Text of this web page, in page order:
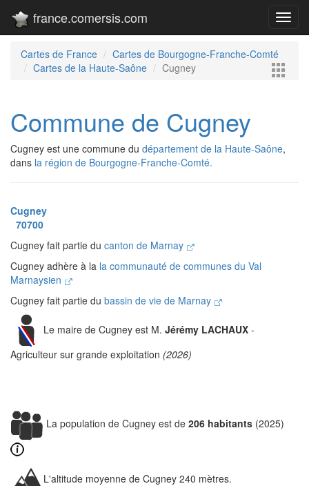
france.comersis.com
Cartes de France
Cartes de Bourgogne-Franche-Comté
Cartes de la Haute-Saône
Cugney
Commune de Cugney
Cugney est une commune du département de la Haute-Saône,
dans la région de Bourgogne-Franche-Comté.
Cugney
70700
Cugney fait partie du canton de Marnay
Cugney adhère à la la communauté de communes du Val
Marnaysien
Cugney fait partie du bassin de vie de Marnay
Le maire de Cugney est M. Jérémy LACHAUX -
Agriculteur sur grande exploitation (2026)
La population de Cugney est de 206 habitants (2025)
L'altitude moyenne de Cugney 240 mètres.